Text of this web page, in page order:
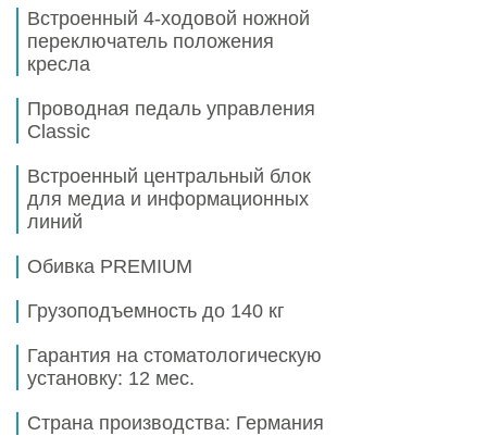
Встроенный 4-ходовой ножной
переключатель положения
кресла
Проводная педаль управления
Classic
Встроенный центральный блок
для медиа и информационных
линий
Обивка PREMIUM
Грузоподъемность до 140 кг
Гарантия на стоматологическую
установку: 12 мес.
Страна производства: Германия